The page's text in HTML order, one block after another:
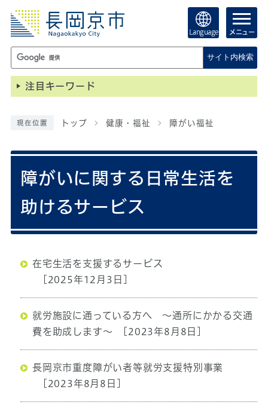
Language メニュー
サイト内検索
注目キーワード
現在位置 トップ 健康・福祉 障がい福祉
障がいに関する日常生活を
助けるサービス
在宅生活を支援するサービス
[2025年12月3日]
就労施設に通っている方へ ～通所にかかる交通
費を助成します～
[2023年8月8日]
長岡京市重度障がい者等就労支援特別事業
[2023年8月8日]